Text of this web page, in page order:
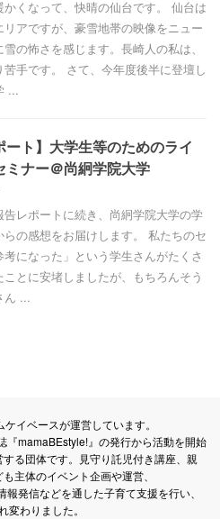
かくなって、快晴の仙台です。 仙台は
リアですが、豪雪地帯の映像をニュー
の怖さを感じます。長崎人の私は、
苦手です。 さて、今年度後半に登壇し
...
ート】大学生等のためのライ
ミナー＠尚絅学院大学
告レポートに続き、尚絅学院大学の学
らの感想をお届けします。 私たちのセ
考になった」という学生さんがたくさ
ことに安堵しましたが、もちろんそう
ん ...
イベースが運営しています。
『mamaBEstyle!』の発行から活動を開始
る団体です。見守り託児付き講座、親
主体のイベント企画や運営、
発信などを通した子育て支援を行い、
わりました。